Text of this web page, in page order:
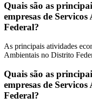
Quais são as
empresas de
Federal?
As principais atividades
Ambientais no Distrito
Quais são as
empresas de
Federal?